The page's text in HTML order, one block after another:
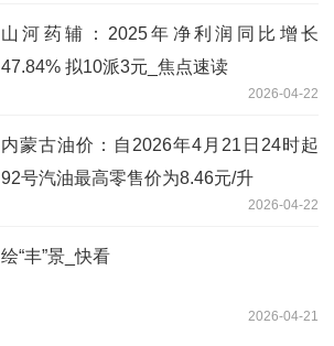
山河药辅：2025年净利润同比增长
47.84% 拟10派3元_焦点速读
2026-04-22
内蒙古油价：自2026年4月21日24时起
92号汽油最高零售价为8.46元/升
2026-04-22
绘“丰”景_快看
2026-04-21